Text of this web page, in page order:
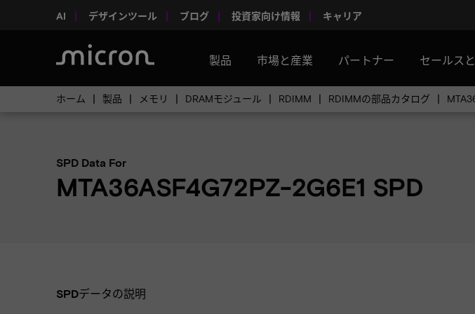
AI デザインツール ブログ 投資家向け情報 キャリア
製品 市場と産業 パートナー セールス
ホーム 製品 メモリ DRAMモジュール RDIMM RDIMMの部品カタログ
SPD Data For
MTA36ASF4G72PZ-2G6E1 SPD
SPDデータの説明